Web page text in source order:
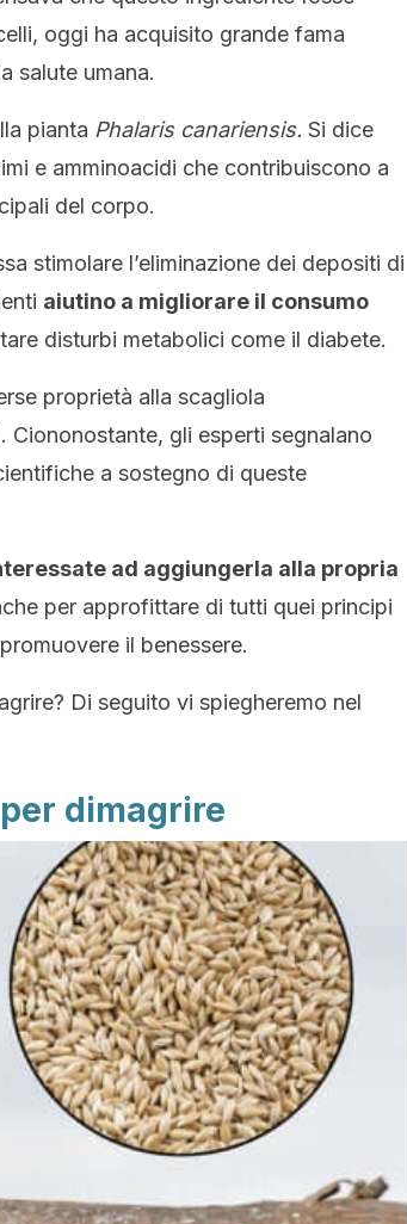
oggi ha acquisito grande fama
salute umana.
pianta Phalaris canariensis. Si dice
e amminoacidi che contribuiscono a
del corpo.
stimolare l’eliminazione dei depositi di
aiutino a migliorare il consumo
disturbi metabolici come il diabete.
proprietà alla scagliola
gli esperti segnalano
a sostegno di queste
ad aggiungerla alla propria
per approfittare di tutti quei principi
il benessere.
Di seguito vi spiegheremo nel
dimagrire